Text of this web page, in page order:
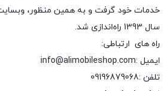
سال 1393 راه‌اندازی شد.
راه های ارتباطی:
ایمیل :info@alimobileshop.com
تلفن :09196879068